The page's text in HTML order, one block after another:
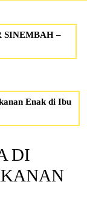
SINEMBAH –
Enak di Ibu
DI